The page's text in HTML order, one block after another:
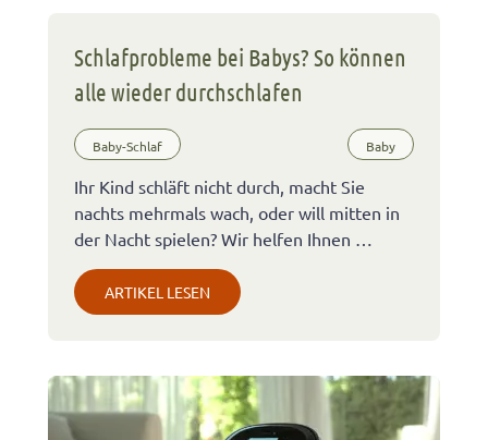
Schlafprobleme bei Babys? So können
alle wieder durchschlafen
Baby-Schlaf Baby
Ihr Kind schläft nicht durch, macht Sie
nachts mehrmals wach, oder will mitten in
der Nacht spielen? Wir helfen Ihnen …
ARTIKEL LESEN